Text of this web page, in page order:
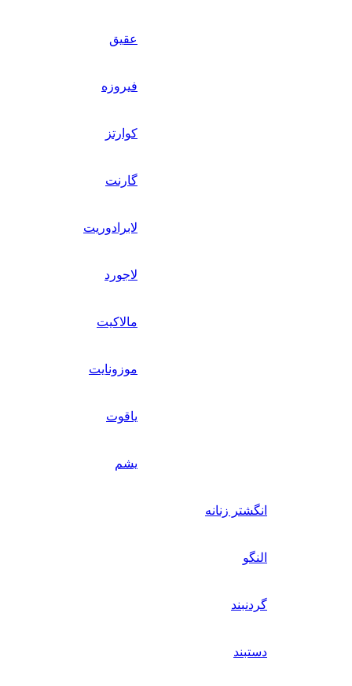
عقیق
فیروزه
کوارتز
گارنت
لابرادوریت
لاجورد
مالاکیت
موزونایت
یاقوت
یشم
انگشتر زنانه
النگو
گردنبند
دستبند